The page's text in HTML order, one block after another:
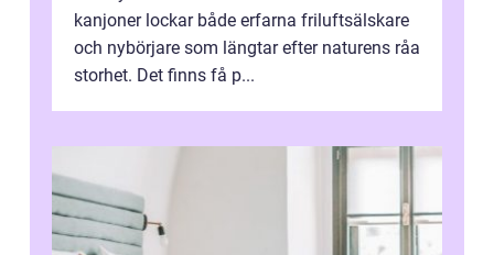
kanjoner lockar både erfarna friluftsälskare
och nybörjare som längtar efter naturens råa
storhet. Det finns få p...